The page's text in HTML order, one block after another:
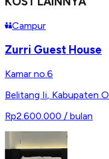
Campur
Zurri Guest House
Kamar no.6
Belitang Ii Kabupaten
Rp2.600.000 / bulan